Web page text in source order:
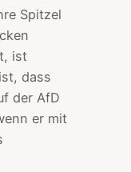
Spitzel
ist
dass
der AfD
er mit